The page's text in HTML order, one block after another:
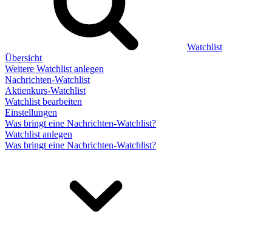
Watchlist
Übersicht
Weitere Watchlist anlegen
Nachrichten-Watchlist
Aktienkurs-Watchlist
Watchlist bearbeiten
Einstellungen
Was bringt eine Nachrichten-Watchlist?
Watchlist anlegen
Was bringt eine Nachrichten-Watchlist?